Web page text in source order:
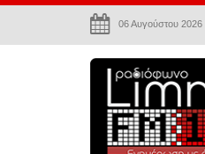
06 Αυγούστου 2026